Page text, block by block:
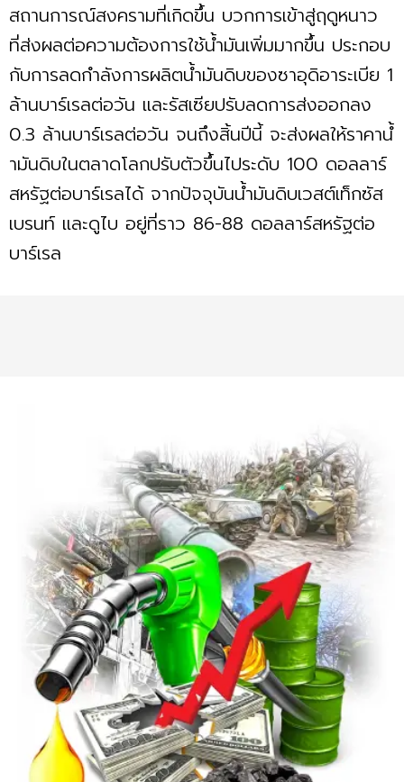
สถานการณ์สงครามที่เกิดขึ้น บวกการเข้าสู่ฤดูหนาว
ที่ส่งผลต่อความต้องการใช้นํ้ามันเพิ่มมากขึ้น ประกอบ
กับการลดกำลังการผลิตนํ้ามันดิบของซาอุดิอาระเบีย 1
ล้านบาร์เรลต่อวัน และรัสเซียปรับลดการส่งออกลง
0.3 ล้านบาร์เรลต่อวัน จนถึงสิ้นปีนี้ จะส่งผลให้ราคานํ้
ามันดิบในตลาดโลกปรับตัวขึ้นไประดับ 100 ดอลลาร์
สหรัฐต่อบาร์เรลได้ จากปัจจุบันนํ้ามันดิบเวสต์เท็กซัส
เบรนท์ และดูไบ อยู่ที่ราว 86-88 ดอลลาร์สหรัฐต่อ
บาร์เรล